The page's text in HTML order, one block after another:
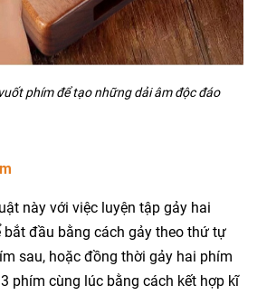
phím để tạo những dải âm độc đáo
này với việc luyện tập gảy hai
bắt đầu bằng cách gảy theo thứ tự
sau, hoặc đồng thời gảy hai phím
phím cùng lúc bằng cách kết hợp kĩ